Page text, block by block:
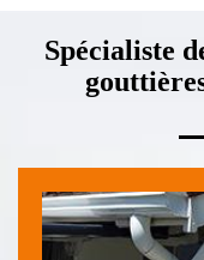
Spécialiste